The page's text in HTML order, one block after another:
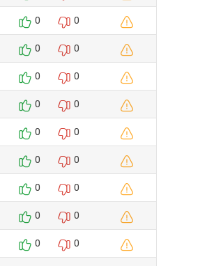
0 0
0 0
0 0
0 0
0 0
0 0
0 0
0 0
0 0